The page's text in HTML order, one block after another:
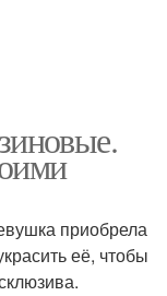
приобрела
её, чтобы